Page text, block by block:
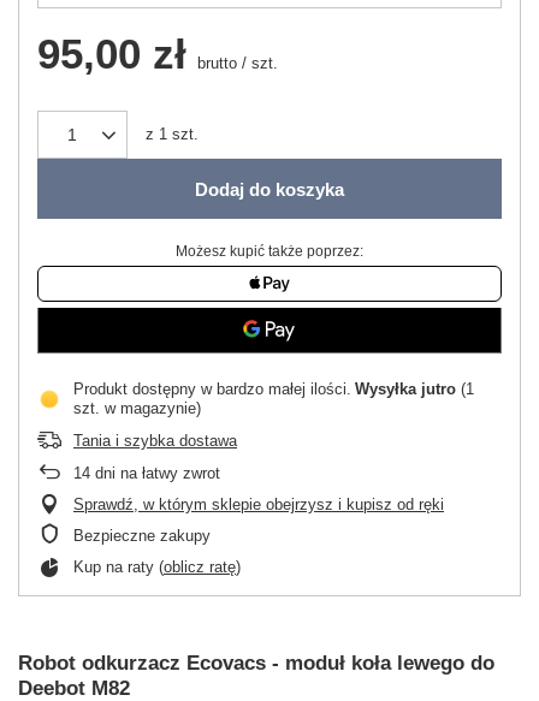
95,00 zł brutto / szt.
z 1 szt.
Dodaj do koszyka
Możesz kupić także poprzez:
Produkt dostępny w bardzo małej ilości Wysyłka jutro (1
szt. w magazynie)
Tania i szybka dostawa
14 dni na łatwy zwrot
Sprawdź, w którym sklepie obejrzysz i kupisz od ręki
Bezpieczne zakupy
Kup na raty (oblicz ratę)
Robot odkurzacz Ecovacs - moduł koła lewego do
Deebot M82